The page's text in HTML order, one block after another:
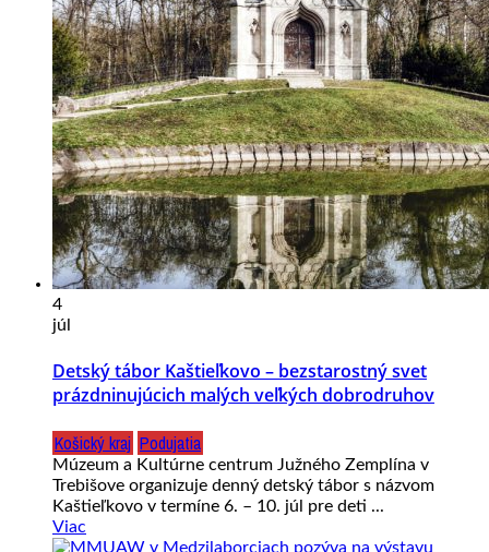
4
júl
Detský tábor Kaštieľkovo – bezstarostný svet
prázdninujúcich malých veľkých dobrodruhov
Košický kraj Podujatia
Múzeum a Kultúrne centrum Južného Zemplína v
Trebišove organizuje denný detský tábor s názvom
Kaštieľkovo v termíne 6. – 10. júl pre deti ...
Viac